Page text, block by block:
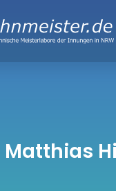
Matthias